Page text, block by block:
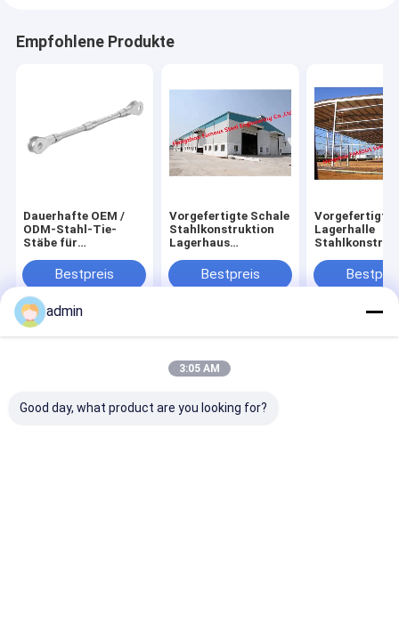
Empfohlene Produkte
Dauerhafte OEM /
ODM-Stahl-Tie-
Stäbe für
Verwendung
Bestpreis
Vorgefertigte Schale
Stahlkonstruktion
Lagerhaus
Industriegebäude
Bestpreis
Vorgefertigte
Lagerhalle
Metallgebäude
Startseite Über uns Kontakt
Desktop Site
Sitemap
Privacy Policy
Reserved.
admin
3:05 AM
Good day, what product are you looking for?